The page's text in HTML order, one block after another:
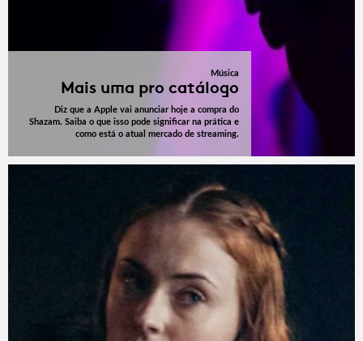
Música
Mais uma pro catálogo
Diz que a Apple vai anunciar hoje a compra do
Shazam. Saiba o que isso pode significar na prática e
como está o atual mercado de streaming.